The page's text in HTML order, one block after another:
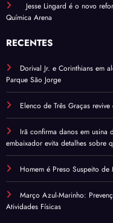
Jesse Lingard é o novo
Química Arena
RECENTES
Dorival Jr. e Corinthians em
Parque São Jorge
Elenco de Três Graças
Irã confirma danos em usina
embaixador evita detalhes sobre
Homem é Preso Suspeito
Março Azul-Marinho:
Atividades Físicas